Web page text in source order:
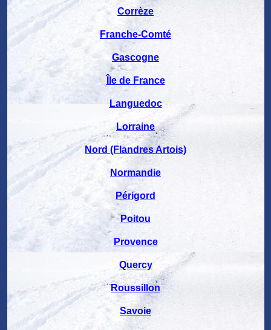
Corrèze
Franche-Comté
Gascogne
Île de France
Languedoc
Lorraine
Nord (Flandres Artois)
Normandie
Périgord
Poitou
Provence
Quercy
Roussillon
Savoie